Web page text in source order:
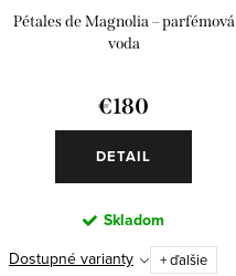
Pétales de Magnolia – parfémová
voda
€180
DETAIL
Skladom
Dostupné varianty
+ ďalšie